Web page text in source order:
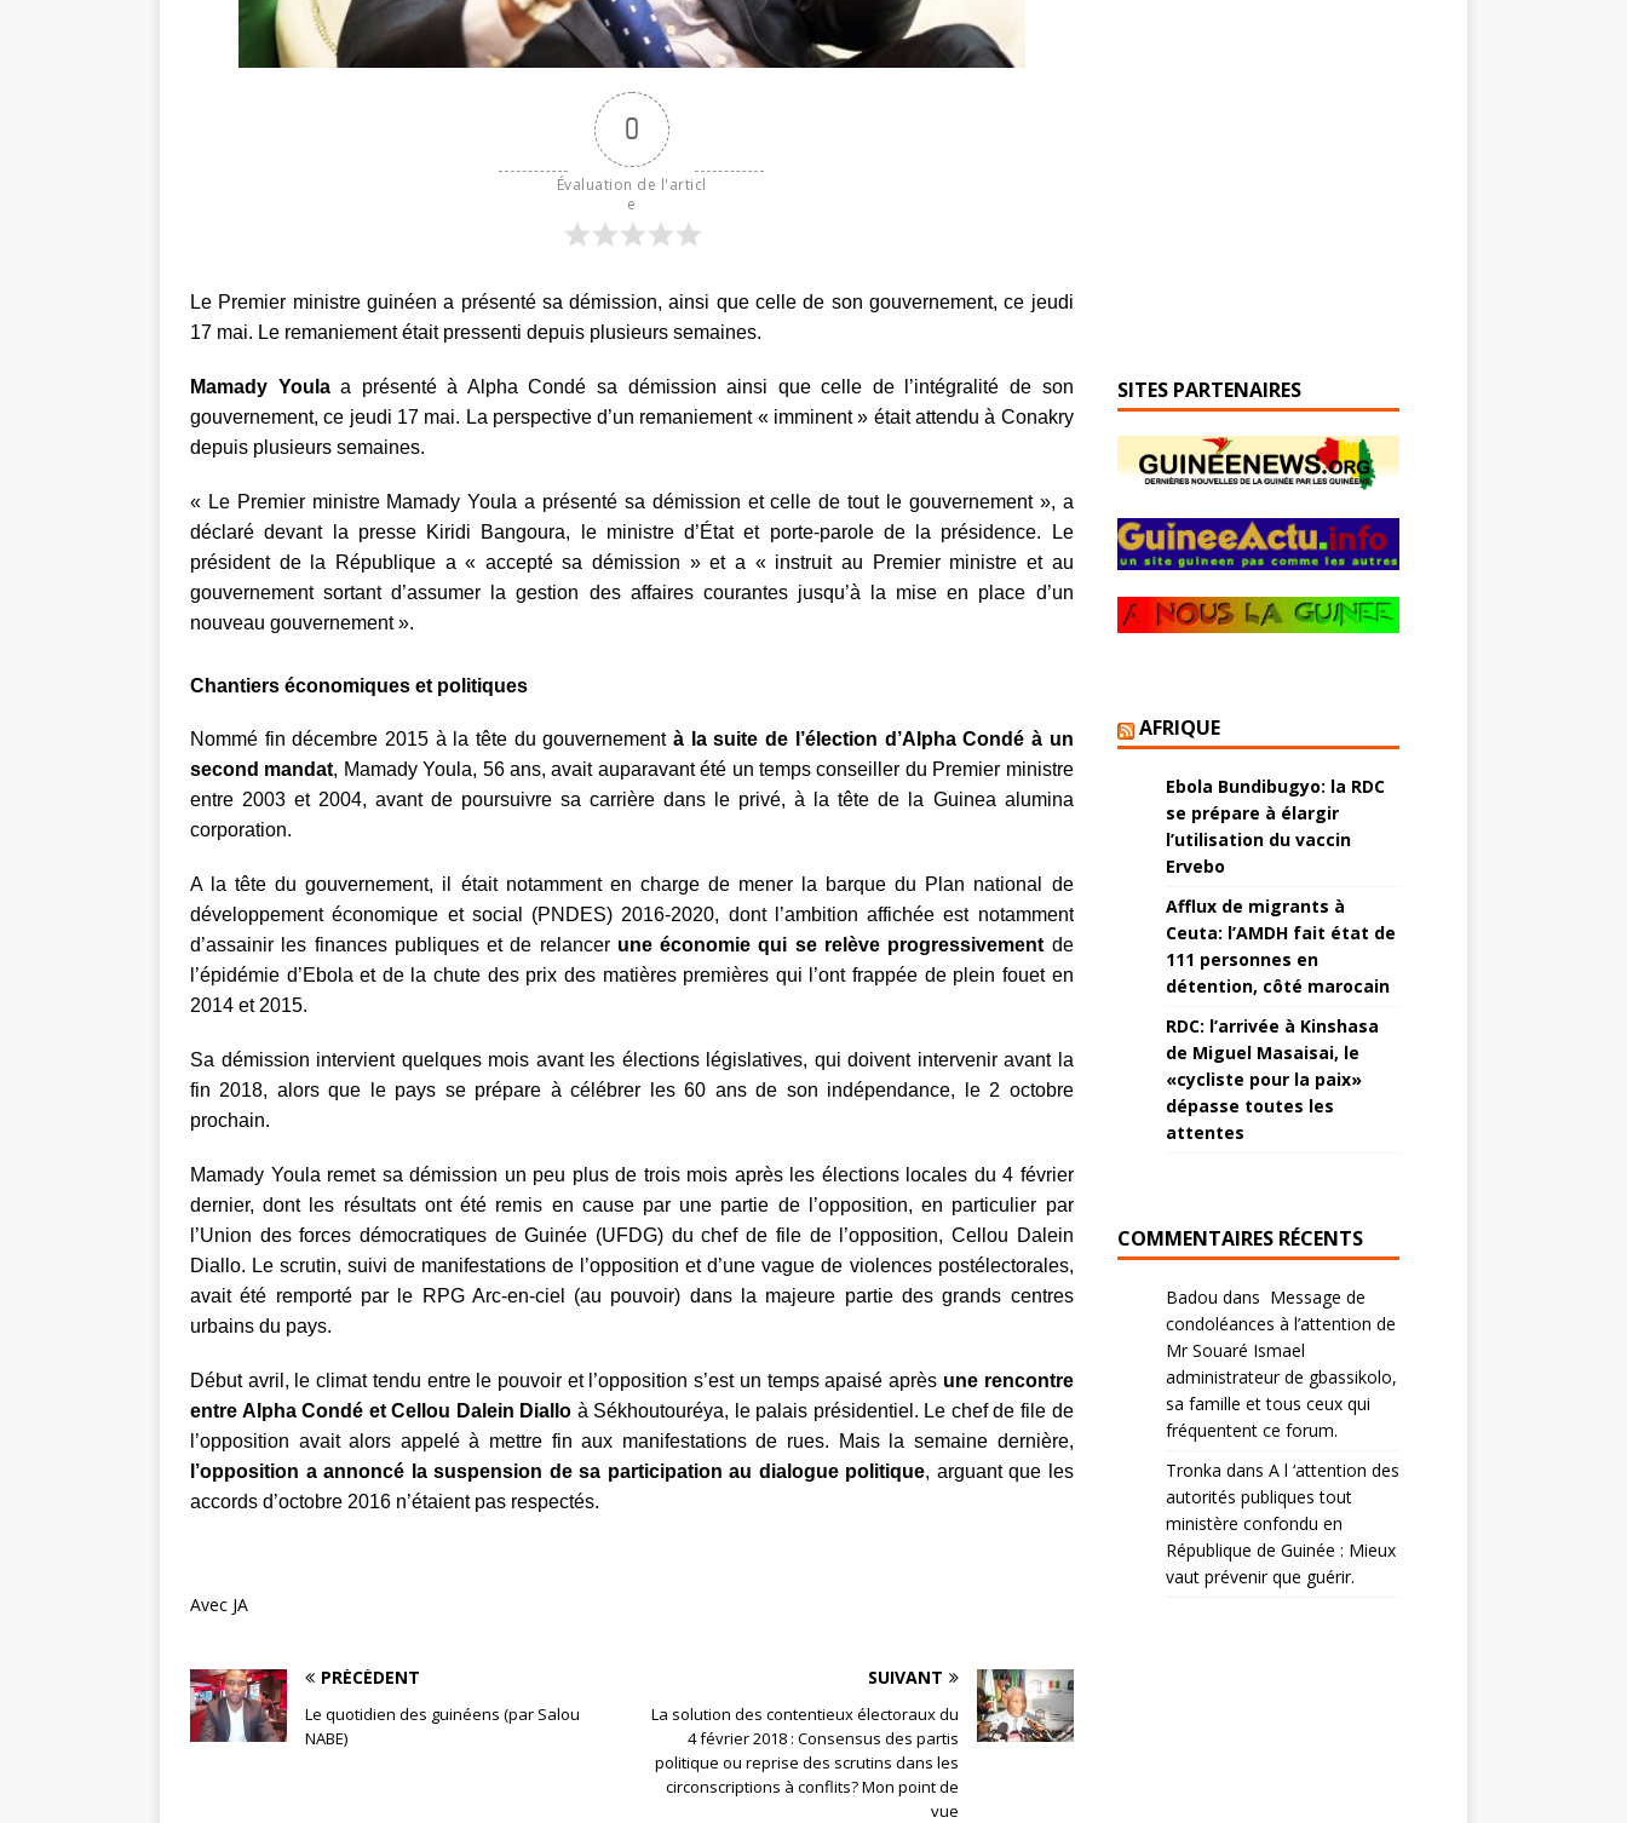
0
Évaluation de l'articl
e
Le Premier ministre guinéen a présenté sa démission, ainsi que celle de son gouvernement, ce jeudi
17 mai. Le remaniement était pressenti depuis plusieurs semaines.
Mamady Youlaa présenté à Alpha Condé sa démission ainsi que celle de l’intégralité de son
gouvernement, ce jeudi 17 mai. La perspective d’un remaniement « imminent » était attendu à Conakry
depuis plusieurs semaines.
« Le Premier ministre Mamady Youla a présenté sa démission et celle de tout le gouvernement », a
déclaré devant la presse Kiridi Bangoura, le ministre d’État et porte-parole de la présidence. Le
président de la République a « accepté sa démission » et a « instruit au Premier ministre et au
gouvernement sortant d’assumer la gestion des affaires courantes jusqu’à la mise en place d’un
nouveau gouvernement ».
Chantiers économiques et politiques
Nommé fin décembre 2015 à la tête du gouvernementà la suite de l’élection d’Alpha Condé à un
second mandat, Mamady Youla, 56 ans, avait auparavant été un temps conseiller du Premier ministre
entre 2003 et 2004, avant de poursuivre sa carrière dans le privé, à la tête de la Guinea alumina
corporation.
A la tête du gouvernement, il était notamment en charge de mener la barque du Plan national de
développement économique et social (PNDES) 2016-2020, dont l’ambition affichée est notamment
d’assainir les finances publiques et de relancer une économie qui se relève progressivement de
l’épidémie d’Ebola et de la chute des prix des matières premières qui l’ont frappée de plein fouet en
2014 et 2015.
Sa démission intervient quelques mois avant les élections législatives, qui doivent intervenir avant la
fin 2018, alors que le pays se prépare à célébrer les 60 ans de son indépendance, le 2 octobre
prochain.
Mamady Youla remet sa démission un peu plus de trois mois après les élections locales du 4 février
dernier, dont les résultats ont été remis en cause par une partie de l’opposition, en particulier par
l’Union des forces démocratiques de Guinée (UFDG) du chef de file de l’opposition, Cellou Dalein
Diallo. Le scrutin, suivi de manifestations de l’opposition et d’une vague de violences postélectorales,
avait été remporté par le RPG Arc-en-ciel (au pouvoir) dans la majeure partie des grands centres
urbains du pays.
Début avril, le climat tendu entre le pouvoir et l’opposition s’est un temps apaisé après une rencontre
entre Alpha Condé et Cellou Dalein Diallo à Sékhoutouréya, le palais présidentiel. Le chef de file de
l’opposition avait alors appelé à mettre fin aux manifestations de rues. Mais la semaine dernière,
l’opposition a annoncé la suspension de sa participation au dialogue politique, arguant que les
accords d’octobre 2016 n’étaient pas respectés.
Avec JA
PRÉCÉDENT
Le quotidien des guinéens (par Salou
NABE)
SUIVANT
La solution des contentieux électoraux du
4 février 2018 : Consensus des partis
politique ou reprise des scrutins dans les
circonscriptions à conflits? Mon point de
vue
SITES PARTENAIRES
AFRIQUE
Ebola Bundibugyo: la RDC
se prépare à élargir
l’utilisation du vaccin
Ervebo
Afflux de migrants à
Ceuta: l’AMDH fait état de
111 personnes en
détention, côté marocain
RDC: l’arrivée à Kinshasa
de Miguel Masaisai, le
«cycliste pour la paix»
dépasse toutes les
attentes
COMMENTAIRES RÉCENTS
Badou dans Message de
condoléances à l’attention de
Mr Souaré Ismael
administrateur de gbassikolo,
sa famille et tous ceux qui
fréquentent ce forum.
Tronka dans A l ‘attention des
autorités publiques tout
ministère confondu en
République de Guinée : Mieux
vaut prévenir que guérir.